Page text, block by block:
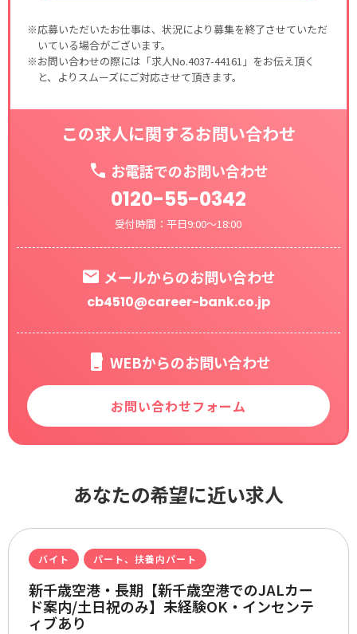
※応募いただいたお仕事は、状況により募集を終了させていただ
いている場合がございます。
※お問い合わせの際には「求人No.4037-44161」をお伝え頂く
と、よりスムーズにご対応させて頂きます。
この求人に関するお問い合わせ
お電話でのお問い合わせ
0120-55-0342
受付時間：平日9:00～18:00
メールからのお問い合わせ
cb4510@career-bank.co.jp
WEBからのお問い合わせ
お問い合わせフォーム
あなたの希望に近い求人
バイト パート、扶養内パート
新千歳空港・長期【新千歳空港でのJALカー
ド案内/土日祝のみ】未経験OK・インセンテ
ィブあり